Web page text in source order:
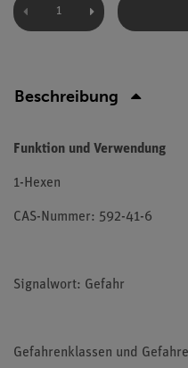
Beschreibung
Funktion und Verwendung
1-Hexen
CAS-Nummer: 592-41-6
Signalwort: Gefahr
Gefahrenklassen und